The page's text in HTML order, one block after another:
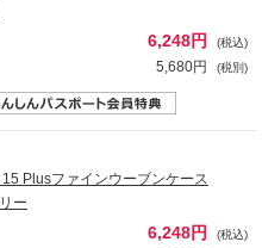
6,248円 (税込)
5,680円 (税別)
Plusファインウーブンケース
ー
6,248円 (税込)